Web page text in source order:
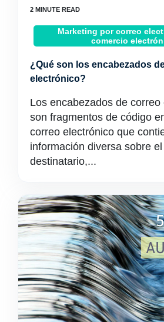
Marketing por correo
comercio
¿Qué son los encabezados
electrónico?
Los encabezados de correo
son fragmentos de código
correo electrónico que
información diversa sobre
destinatario,...